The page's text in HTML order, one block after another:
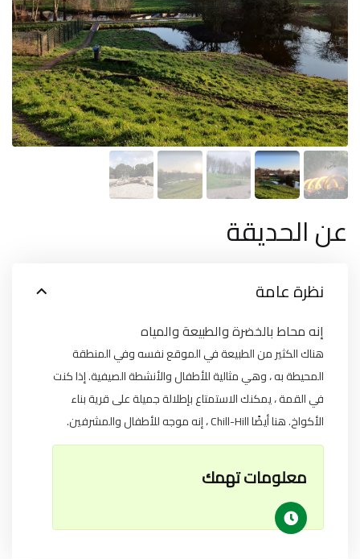
عن الحديقة
نظرة عامة
إنه محاط بالخضرة والطبيعة والمياه
هناك الكثير من الطبيعة في الموقع نفسه وفي المنطقة
المحيطة به ، وهي مثالية للأطفال والأنشطة الصيفية. إذا كنت
في القمة ، يمكنك الاستمتاع بإطلالة جميلة على قرية بناء
الأكواخ. هنا أيضًا Chill-Hill ، إنه موجه للأطفال والمشرفين.
معلومات تهمك